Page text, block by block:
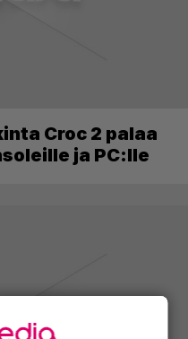
Croc 2 palaa
ja PC:lle